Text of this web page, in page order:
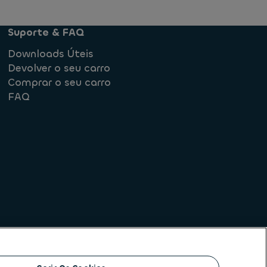
Suporte & FAQ
Downloads Úteis
Devolver o seu carro
Comprar o seu carro
FAQ